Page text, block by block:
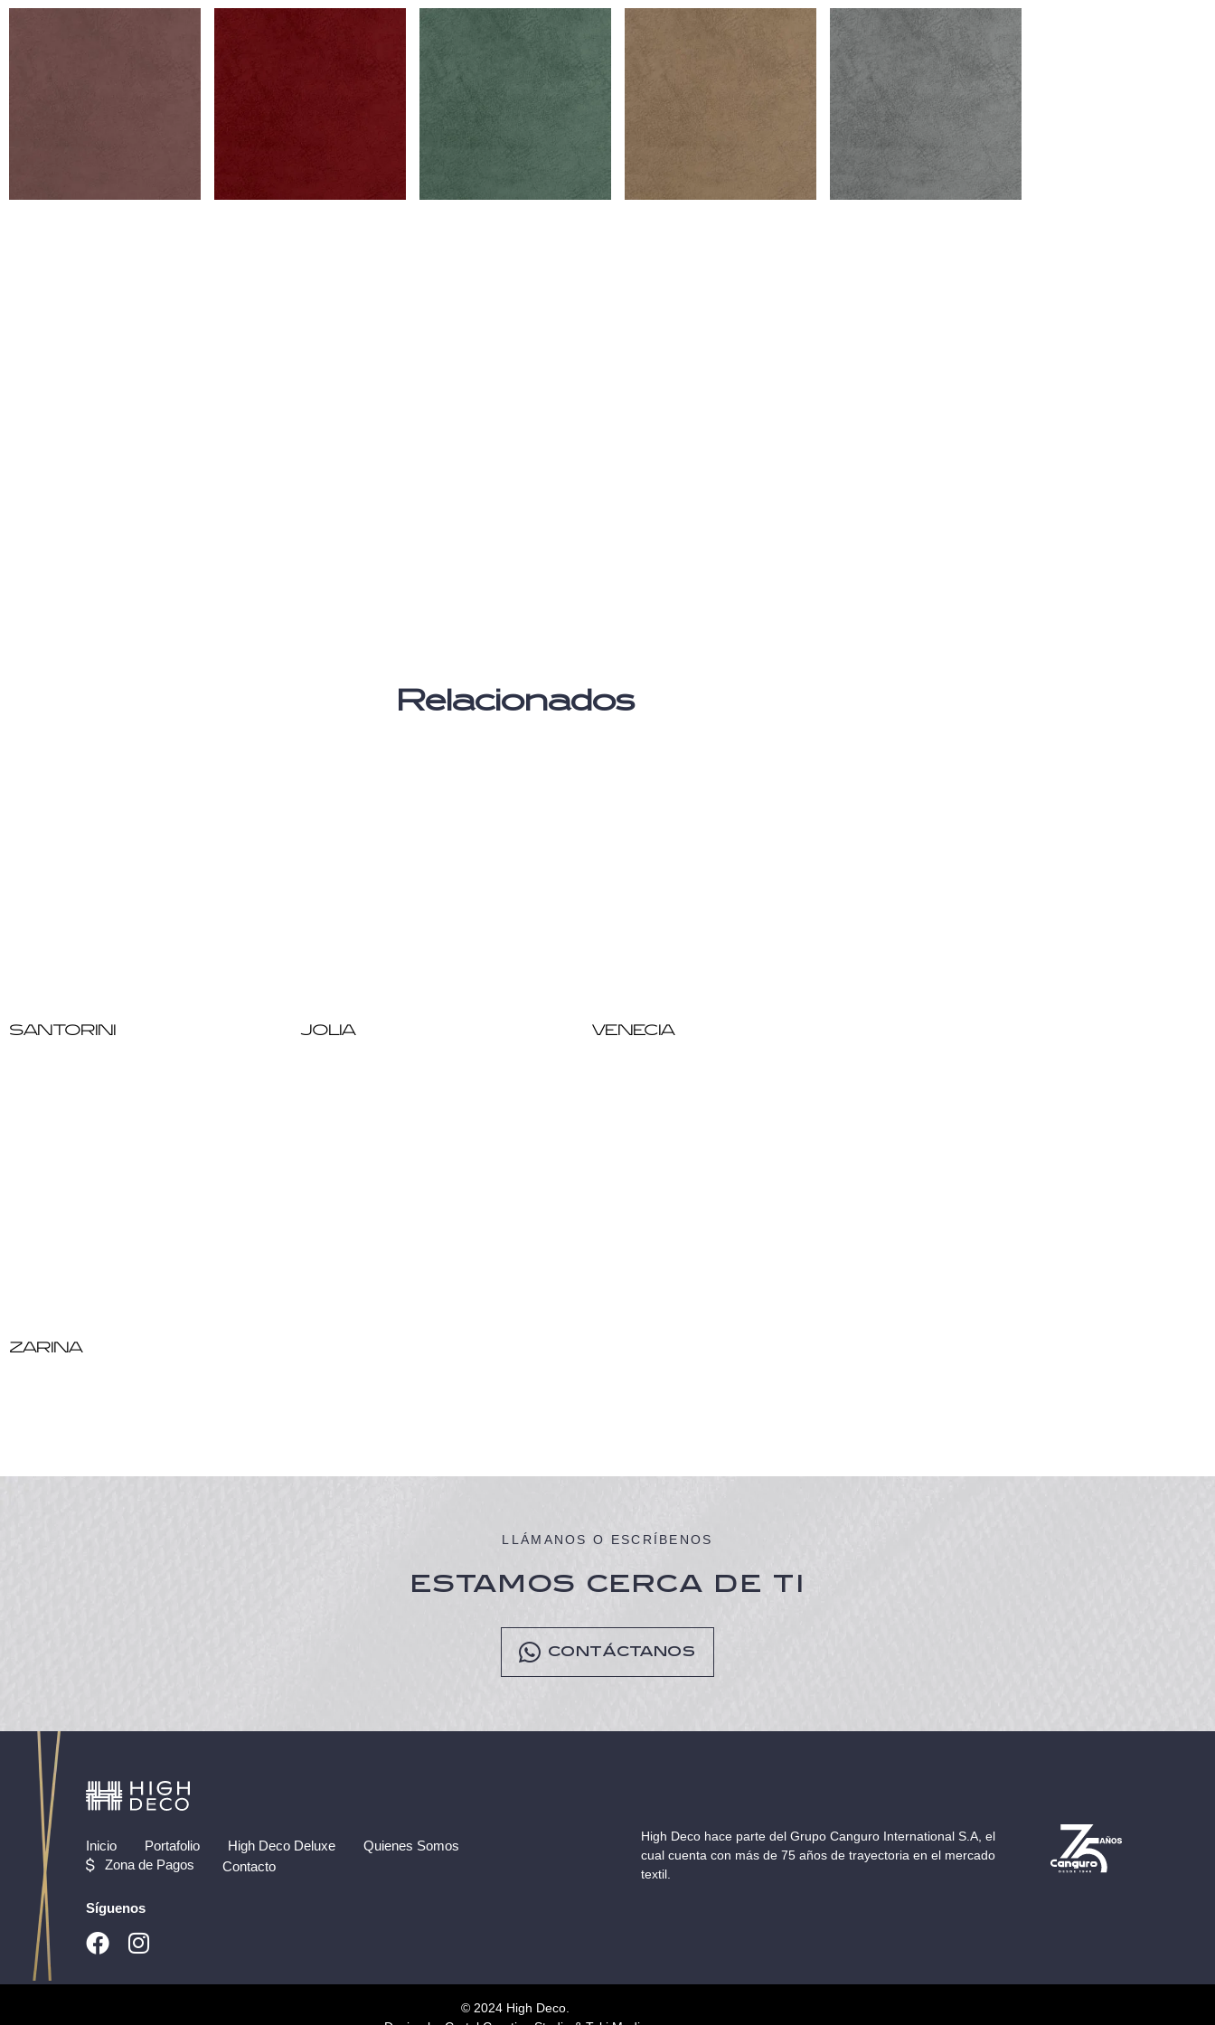
Relacionados
SANTORINI JOLIA VENECIA
ZARINA
LLÁMANOS O ESCRÍBENOS
ESTAMOS CERCA DE TI
CONTÁCTANOS
Inicio Portafolio High Deco Deluxe
Quienes Somos
Zona de Pagos
Contacto
Síguenos
High Deco hace parte del Grupo Canguro International S.A, el
cual cuenta con más de 75 años de trayectoria en el mercado
textil.
© 2024 High Deco.